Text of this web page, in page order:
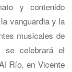
y contenido
vanguardia y la
musicales de
se celebrará el
Río, en Vicente